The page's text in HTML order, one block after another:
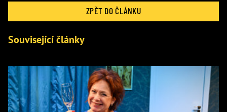
ZPĚT DO ČLÁNKU
Související články